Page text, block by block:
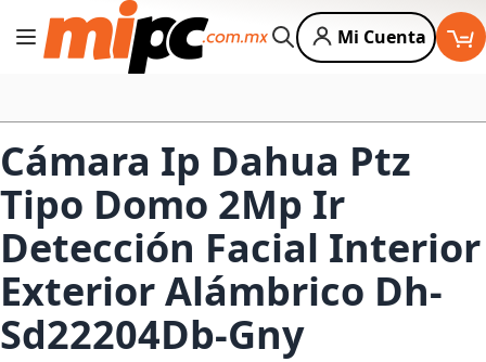
Cambiar Nav
Buscar
Mi Cuenta
Cámara Ip Dahua Ptz
Tipo Domo 2Mp Ir
Detección Facial Interior
Exterior Alámbrico Dh-
Sd22204Db-Gny